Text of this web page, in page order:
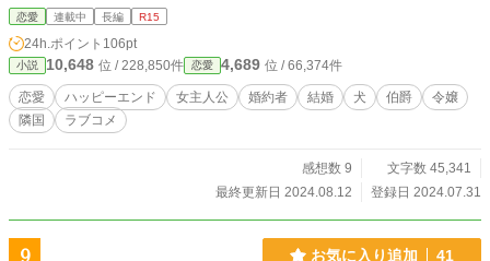
を出て隣国へと行く。だが、「旦那様！ それは人間です！ お離しくださ
い！」愛犬を失って錯乱中だという若き伯爵様に、「会いたかったよ僕のジャス
ミン！」と物理的に確保され、手を握ってもしゃべっても、私が全然人間だとい
う認識をしてくれない…！ ※「小説家になろう」でも連載中
恋愛 連載中 長編 R15
24h.ポイント 106pt
小説 10,648 位 / 228,850件 恋愛 4,689 位 / 66,374件
恋愛 ハッピーエンド 女主人公 婚約者 結婚 犬 伯爵
令嬢
隣国
ラブコメ
感想数 9
文字数 45,341
最終更新日 2024.08.12
登録日 2024.07.31
9 お気に入り追加 41